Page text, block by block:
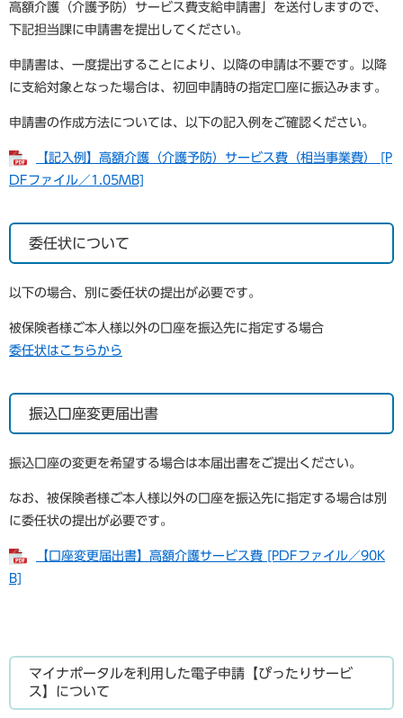
高額介護（介護予防）サービス費支給申請書」を送付しますので、
下記担当課に申請書を提出してください。
申請書は、一度提出することにより、以降の申請は不要です。以降
に支給対象となった場合は、初回申請時の指定口座に振込みます。
申請書の作成方法については、以下の記入例をご確認ください。
【記入例】高額介護（介護予防）サービス費（相当事業費） [P
DFファイル／1.05MB]
委任状について
以下の場合、別に委任状の提出が必要です。
被保険者様ご本人様以外の口座を振込先に指定する場合
委任状はこちらから
振込口座変更届出書
振込口座の変更を希望する場合は本届出書をご提出ください。
なお、被保険者様ご本人様以外の口座を振込先に指定する場合は別
に委任状の提出が必要です。
【口座変更届出書】高額介護サービス費 [PDFファイル／90K
B]
マイナポータルを利用した電子申請【ぴったりサービ
ス】について